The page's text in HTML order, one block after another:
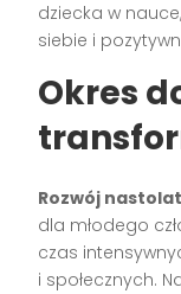
dziecka w
siebie i
Okres
Rozwój
dla młodego
czas
i społecznych.